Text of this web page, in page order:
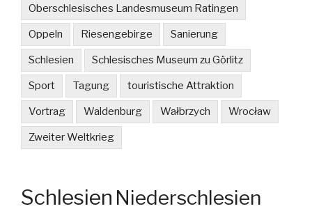
Oberschlesisches Landesmuseum Ratingen
Oppeln Riesengebirge Sanierung
Schlesien Schlesisches Museum zu Görlitz
Sport Tagung touristische Attraktion
Vortrag Waldenburg Wałbrzych Wrocław
Zweiter Weltkrieg
Schlesien Niederschlesien